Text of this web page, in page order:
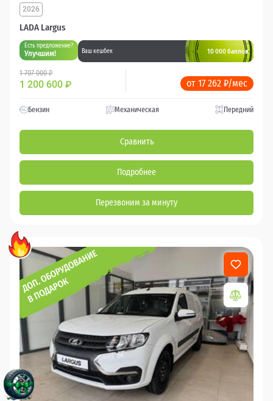
LADA Largus
2026
Есть предложение?
Улучшим! Ваш кешбек 10 000 баллов
1 707 000 ₽
1 200 600 ₽ от 17 262 ₽/мес
Бензин Механическая Передний
Сравнить
Подробнее
Перезвоним за минуту